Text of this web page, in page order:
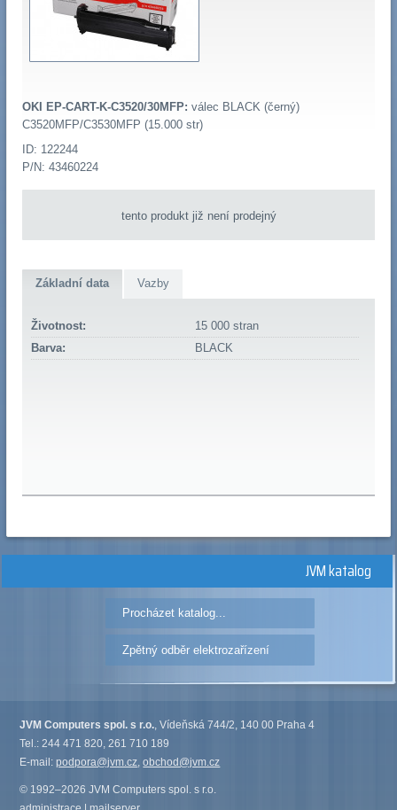
OKI EP-CART-K-C3520/30MFP: válec BLACK (černý)
C3520MFP/C3530MFP (15.000 str)
ID: 122244
P/N: 43460224
tento produkt již není prodejný
Základní data Vazby
Životnost:
15 000 stran
Barva:
BLACK
JVM katalog
Procházet katalog...
Zpětný odběr elektrozařízení
JVM Computers spol. s r.o., Vídeňská 744/2, 140 00 Praha 4
Tel.: 244 471 820, 261 710 189
E-mail:podpora@jvm.cz,obchod@jvm.cz
© 1992–2026 JVM Computers spol. s r.o.